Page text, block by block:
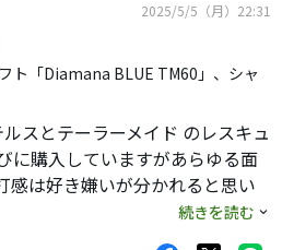
す様なポジションに置かれてい
が追加された事もあり、それを
ない。
載された点など含め、あまり変
変更が施されてる。
んな感じだと思います。
2025/5/5（月）22:31
ト「Diamana BLUE TM60」、シャ
スとテーラーメイド のレスキュ
に購入していますがあらゆる面
感は好き嫌いが分かれると思い
てて心地の良いものですね。弾
も止まります。純正のシャフト
続きを読む